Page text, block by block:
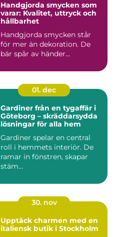
Handgjorda smycken som
varar: Kvalitet, uttryck och
hållbarhet
Handgjorda smycken står
för mer än dekoration. De
bär spår av händer...
01. dec
Gardiner från en tygaffär i
Göteborg – skräddarsydda
lösningar för alla hem
Gardiner spelar en central
roll i hemmets interiör. De
ramar in fönstren, skapar
stäm...
30. nov
Upptäck charmen med en
italiensk butik i Stockholm